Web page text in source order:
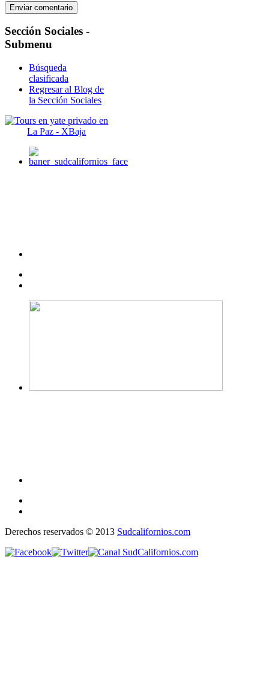
Sección Sociales -
Submenu
Búsqueda
clasificada
Regresar al Blog de
la Sección Sociales
Derechos reservados © 2013 Sudcalifornios.com